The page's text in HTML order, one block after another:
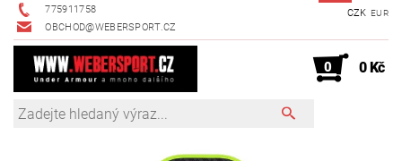
775911758
OBCHOD@WEBERSPORT.CZ
CZK EUR
0 0 Kč